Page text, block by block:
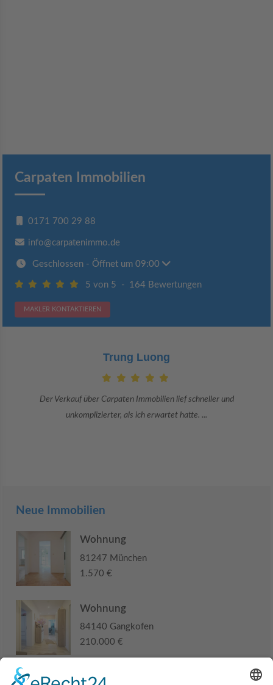
Carpaten Immobilien
0171 700 29 88
info@carpatenimmo.de
Geschlossen - Öffnet um 09:00
5 von 5 - 164 Bewertungen
MAKLER KONTAKTIEREN
Claudia Bergrath
Danke an Carpaten Immobilien und besonders an Frau Adriana Sarca.
Sie war viele Monate mehr als ...
Neue Immobilien
Wohnung
81247 München
1.570 €
Wohnung
84140 Gangkofen
210.000 €
Haus